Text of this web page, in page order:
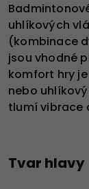
uhlíkových
(kombinace
jsou vhodné
komfort hry
nebo
tlumí vibrace
Tvar hlavy